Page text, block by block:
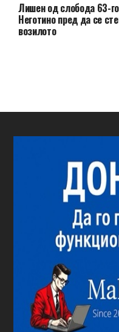
Лишен од слобода 63-
Неготино пред да се
возилото